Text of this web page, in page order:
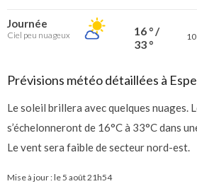
Journée
Ciel peu nuageux
16 ° /
33 °
Prévisions météo détaillées à
Le soleil brillera avec quelques nuages.
s’échelonneront de 16°C à 33°C dans
Le vent sera faible de secteur nord-est.
Mise à jour : le5 août 21h54